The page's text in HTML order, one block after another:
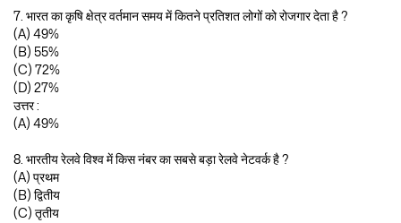
7. भारत का कृषि क्षेत्र वर्तमान समय में कितने प्रतिशत लोगों को रोजगार देता है ?
(A) 49%
(B) 55%
(C) 72%
(D) 27%
उत्तर :
(A) 49%
8. भारतीय रेलवे विश्व में किस नंबर का सबसे बड़ा रेलवे नेटवर्क है ?
(A) प्रथम
(B) द्वितीय
(C) तृतीय